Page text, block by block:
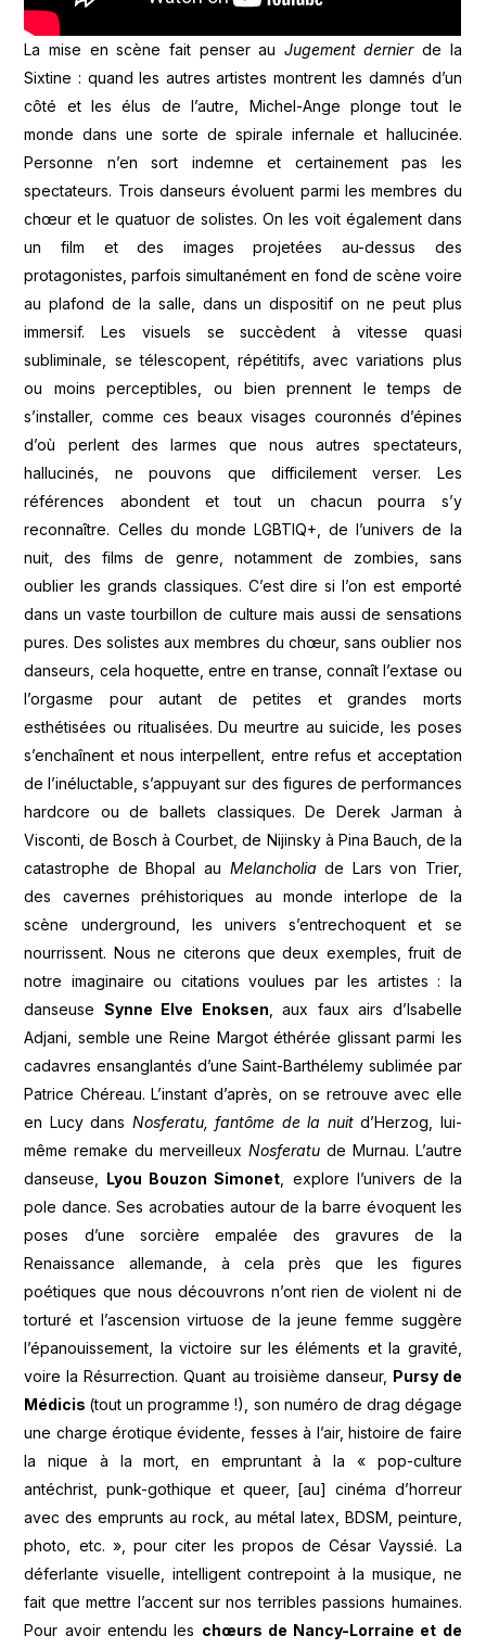
La mise en scène fait penser au Jugement dernier de la
Sixtine : quand les autres artistes montrent les damnés d’un
côté et les élus de l’autre, Michel-Ange plonge tout le
monde dans une sorte de spirale infernale et hallucinée.
Personne n’en sort indemne et certainement pas les
spectateurs. Trois danseurs évoluent parmi les membres du
chœur et le quatuor de solistes. On les voit également dans
un film et des images projetées au-dessus des
protagonistes, parfois simultanément en fond de scène voire
au plafond de la salle, dans un dispositif on ne peut plus
immersif. Les visuels se succèdent à vitesse quasi
subliminale, se télescopent, répétitifs, avec variations plus
ou moins perceptibles, ou bien prennent le temps de
s’installer, comme ces beaux visages couronnés d’épines
d’où perlent des larmes que nous autres spectateurs,
hallucinés, ne pouvons que difficilement verser. Les
références abondent et tout un chacun pourra s’y
reconnaître. Celles du monde LGBTIQ+, de l’univers de la
nuit, des films de genre, notamment de zombies, sans
oublier les grands classiques. C’est dire si l’on est emporté
dans un vaste tourbillon de culture mais aussi de sensations
pures. Des solistes aux membres du chœur, sans oublier nos
danseurs, cela hoquette, entre en transe, connaît l’extase ou
l’orgasme pour autant de petites et grandes morts
esthétisées ou ritualisées. Du meurtre au suicide, les poses
s’enchaînent et nous interpellent, entre refus et acceptation
de l’inéluctable, s’appuyant sur des figures de performances
hardcore ou de ballets classiques. De Derek Jarman à
Visconti, de Bosch à Courbet, de Nijinsky à Pina Bauch, de la
catastrophe de Bhopal au Melancholia de Lars von Trier,
des cavernes préhistoriques au monde interlope de la
scène underground, les univers s’entrechoquent et se
nourrissent. Nous ne citerons que deux exemples, fruit de
notre imaginaire ou citations voulues par les artistes : la
danseuse Synne Elve Enoksen , aux faux airs d’Isabelle
Adjani, semble une Reine Margot éthérée glissant parmi les
cadavres ensanglantés d’une Saint-Barthélemy sublimée par
Patrice Chéreau. L’instant d’après, on se retrouve avec elle
en Lucy dans Nosferatu, fantôme de la nuitd’Herzog, lui-
même remake du merveilleux Nosferatude Murnau. L’autre
danseuse, Lyou Bouzon Simonet , explore l’univers de la
pole dance. Ses acrobaties autour de la barre évoquent les
poses d’une sorcière empalée des gravures de la
Renaissance allemande, à cela près que les figures
poétiques que nous découvrons n’ont rien de violent ni de
torturé et l’ascension virtuose de la jeune femme suggère
l’épanouissement, la victoire sur les éléments et la gravité,
voire la Résurrection. Quant au troisième danseur, Pursy de
Médicis (tout un programme !), son numéro de drag dégage
une charge érotique évidente, fesses à l’air, histoire de faire
la nique à la mort, en empruntant à la « pop-culture
antéchrist, punk-gothique et queer, [au] cinéma d’horreur
avec des emprunts au rock, au métal latex, BDSM, peinture,
photo, etc. », pour citer les propos de César Vayssié. La
déferlante visuelle, intelligent contrepoint à la musique, ne
fait que mettre l’accent sur nos terribles passions humaines.
Pour avoir entendu les chœurs de Nancy-Lorraine et de